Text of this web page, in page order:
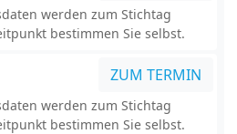
werden zum Stichtag
bestimmen Sie selbst.
ZUM TERMIN
werden zum Stichtag
bestimmen Sie selbst.